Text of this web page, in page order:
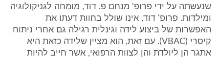
שנעשתה על ידי פרופ' מנחם פ. דוד, מומחה לגניקולוגיה
ומילדות. פרופ' דוד, אינו שולל בחוות דעתו את
האפשרות של ביצוע לידה וגינלית רגילה גם אחרי ניתוח
קיסרי (VBAC). עם זאת, הוא מציין שלידה כזאת היא
אתגר הן ליולדת והן לצוות הרפואי, אשר חייב להיות